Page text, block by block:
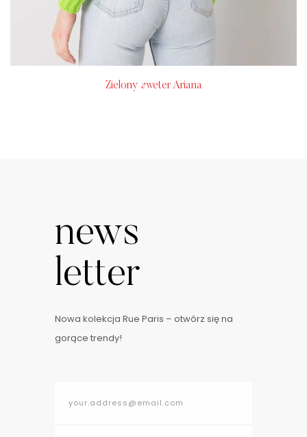
Zielony sweter Ariana
news
letter
Nowa kolekcja Rue Paris – otwórz się na
gorące trendy!